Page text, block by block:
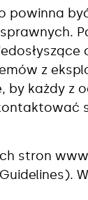
powinna
z
by każdy z
stron